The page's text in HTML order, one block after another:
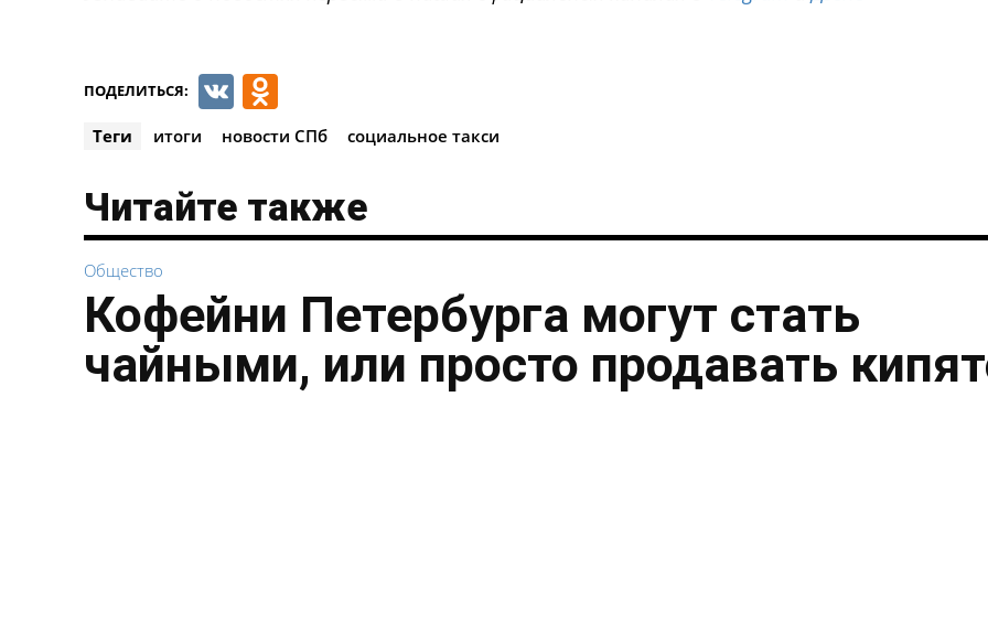
ПОДЕЛИТЬСЯ: VK
Теги итоги новости СПб социальное такси
Читайте также
Общество
Кофейни Петербурга могут стать
чайными, или просто продавать